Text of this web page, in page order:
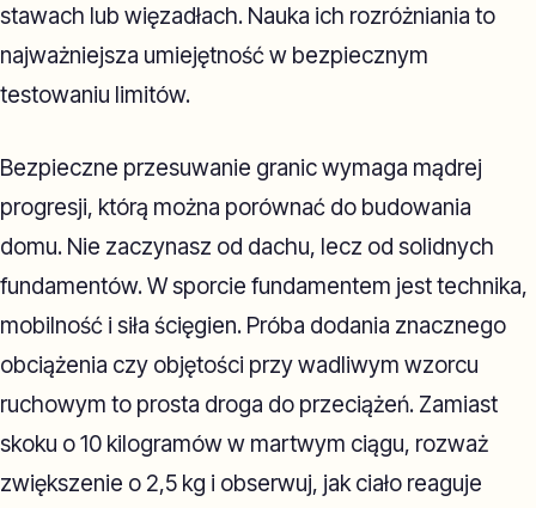
stawach lub więzadłach. Nauka ich rozróżniania to
najważniejsza umiejętność w bezpiecznym
testowaniu limitów.
Bezpieczne przesuwanie granic wymaga mądrej
progresji, którą można porównać do budowania
domu. Nie zaczynasz od dachu, lecz od solidnych
fundamentów. W sporcie fundamentem jest technika,
mobilność i siła ścięgien. Próba dodania znacznego
obciążenia czy objętości przy wadliwym wzorcu
ruchowym to prosta droga do przeciążeń. Zamiast
skoku o 10 kilogramów w martwym ciągu, rozważ
zwiększenie o 2,5 kg i obserwuj, jak ciało reaguje